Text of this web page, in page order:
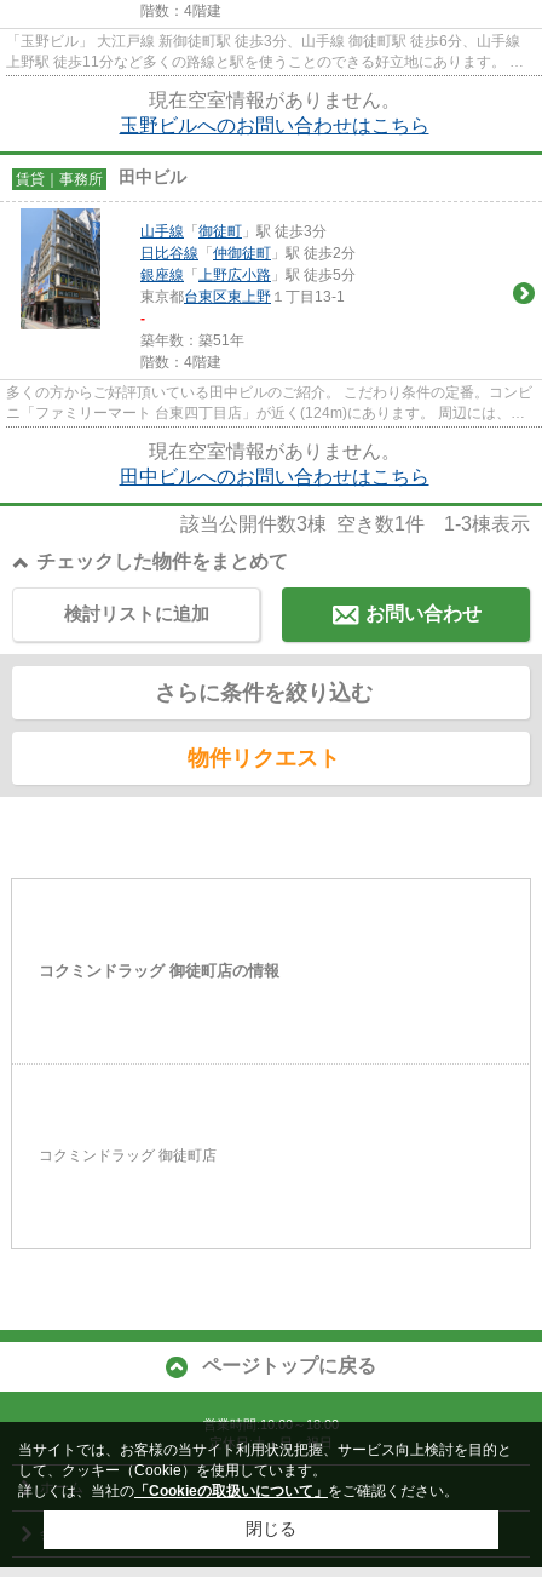
階数：4階建
「玉野ビル」 大江戸線 新御徒町駅 徒歩3分、山手線 御徒町駅 徒歩6分、山手線
上野駅 徒歩11分など多くの路線と駅を使うことのできる好立地にあります。 間
現在空室情報がありません。
玉野ビルへのお問い合わせはこちら
賃貸｜事務所 田中ビル
山手線 「 御徒町 」駅 徒歩3分
日比谷線 「 仲御徒町 」駅 徒歩2分
銀座線 「 上野広小路 」駅 徒歩5分
東京都台東区東上野 １丁目13-1
-
築年数：築51年
階数：4階建
多くの方からご好評頂いている田中ビルのご紹介。 こだわり条件の定番。コンビ
ニ「ファミリーマート 台東四丁目店」が近く(124m)にあります。 周辺には、徒
現在空室情報がありません。
田中ビルへのお問い合わせはこちら
該当公開件数3棟 空き数1件 1-3棟表示
チェックした物件をまとめて
お問い合わせ
検討リストに追加
さらに条件を絞り込む
物件リクエスト
コクミンドラッグ 御徒町店の情報
コクミンドラッグ 御徒町店
ページトップに戻る
営業時間:10:00～18:00
定休日:土・日・祝日
ホーム
会社概要
当サイトでは、お客様の当サイト利用状況把握、サービス向上検討を目的と
して、クッキー（Cookie）を使用しています。
詳しくは、当社の 「Cookieの取扱いについて」 をご確認ください。
閉じる